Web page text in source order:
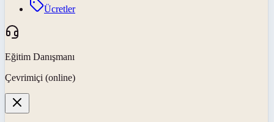
Ücretler
Eğitim Danışmanı
Çevrimiçi (online)